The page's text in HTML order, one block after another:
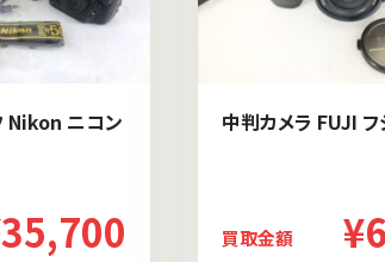
Nikon ニコン
中判カメラ FUJI
買取金額